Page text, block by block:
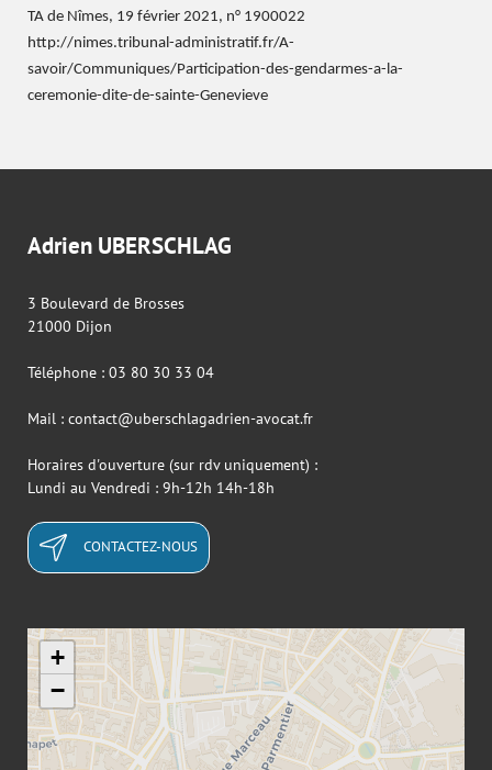
TA de Nîmes, 19 février 2021, n° 1900022
http://nimes.tribunal-administratif.fr/A-
savoir/Communiques/Participation-des-gendarmes-a-la-
ceremonie-dite-de-sainte-Genevieve
Adrien UBERSCHLAG
3 Boulevard de Brosses
21000 Dijon
Téléphone : 03 80 30 33 04
Mail : contact@uberschlagadrien-avocat.fr
Horaires d'ouverture (sur rdv uniquement) :
Lundi au Vendredi : 9h-12h 14h-18h
CONTACTEZ-NOUS
+
−